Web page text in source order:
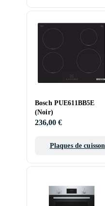
Bosch PUE611BB5E
(Noir)
236,00 €
Plaques de cuisson